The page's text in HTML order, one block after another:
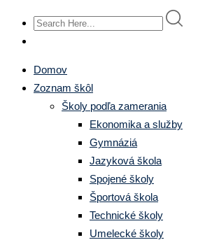
Domov
Zoznam škôl
Školy podľa zamerania
Ekonomika a služby
Gymnáziá
Jazyková škola
Spojené školy
Športová škola
Technické školy
Umelecké školy